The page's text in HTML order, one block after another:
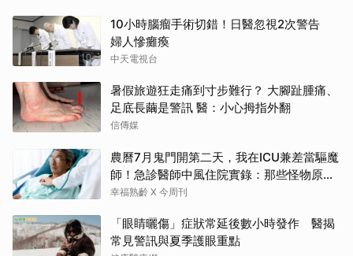
10小時腦瘤手術切錯！日醫忽視2次警告
婦人慘癱瘓
中天電視台
暑假旅遊狂走痛到寸步難行？ 大腳趾腫痛、
足底長繭是警訊 醫：小心拇指外翻
信傳媒
農曆7月鬼門開第二天，我在ICU兼差當驅魔
師！急診醫師中風住院實錄：那些怪物原來
叫譫妄
幸福熟齡 X 今周刊
「眼睛曬傷」症狀常延後數小時發作 醫揭
常見警訊與夏季護眼重點